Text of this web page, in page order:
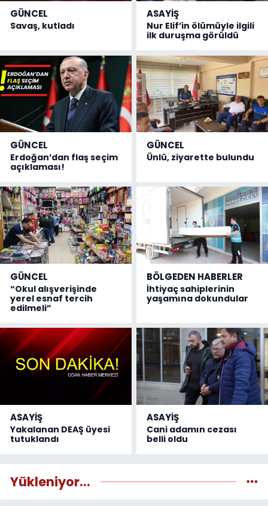
GÜNCEL
Savaş, kutladı
ASAYİŞ
Nur Elif’in ölümüyle ilgili
ilk duruşma görüldü
GÜNCEL
Erdoğan’dan flaş seçim
açıklaması!
GÜNCEL
Ünlü, ziyarette bulundu
GÜNCEL
“Okul alışverişinde
yerel esnaf tercih
edilmeli”
BÖLGEDEN HABERLER
İhtiyaç sahiplerinin
yaşamına dokundular
ASAYİŞ
Yakalanan DEAŞ üyesi
tutuklandı
ASAYİŞ
Cani adamın cezası
belli oldu
Yükleniyor...